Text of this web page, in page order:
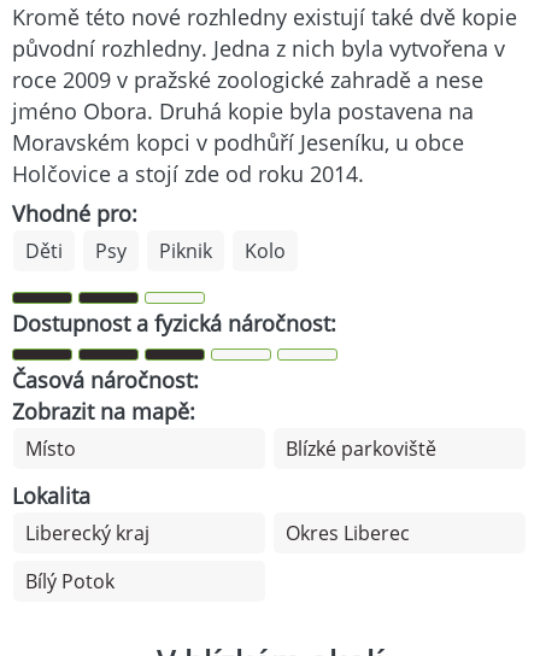
Kromě této nové rozhledny existují také dvě kopie
původní rozhledny. Jedna z nich byla vytvořena v
roce 2009 v pražské zoologické zahradě a nese
jméno Obora. Druhá kopie byla postavena na
Moravském kopci v podhůří Jeseníku, u obce
Holčovice a stojí zde od roku 2014.
Vhodné pro:
Děti Psy Piknik Kolo
Dostupnost a fyzická náročnost:
Časová náročnost:
Zobrazit na mapě:
Místo Blízké parkoviště
Lokalita
Liberecký kraj
Okres Liberec
Bílý Potok